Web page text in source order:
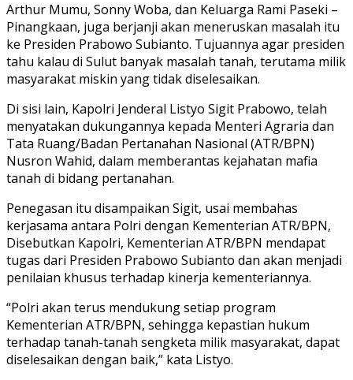
Arthur Mumu, Sonny Woba, dan Keluarga Rami Paseki –
Pinangkaan, juga berjanji akan meneruskan masalah itu
ke Presiden Prabowo Subianto. Tujuannya agar presiden
tahu kalau di Sulut banyak masalah tanah, terutama milik
masyarakat miskin yang tidak diselesaikan.
Di sisi lain, Kapolri Jenderal Listyo Sigit Prabowo, telah
menyatakan dukungannya kepada Menteri Agraria dan
Tata Ruang/Badan Pertanahan Nasional (ATR/BPN)
Nusron Wahid, dalam memberantas kejahatan mafia
tanah di bidang pertanahan.
Penegasan itu disampaikan Sigit, usai membahas
kerjasama antara Polri dengan Kementerian ATR/BPN,
Disebutkan Kapolri, Kementerian ATR/BPN mendapat
tugas dari Presiden Prabowo Subianto dan akan menjadi
penilaian khusus terhadap kinerja kementeriannya.
“Polri akan terus mendukung setiap program
Kementerian ATR/BPN, sehingga kepastian hukum
terhadap tanah-tanah sengketa milik masyarakat, dapat
diselesaikan dengan baik,” kata Listyo.